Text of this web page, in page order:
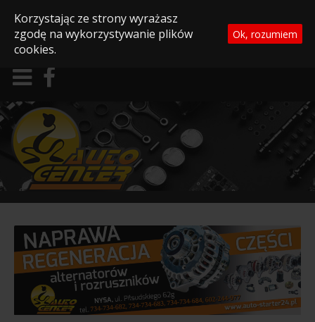
Korzystając ze strony wyrażasz
zgodę na wykorzystywanie plików
cookies.
Ok, rozumiem